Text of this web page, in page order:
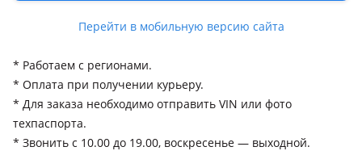
Перейти в мобильную версию сайта
* Номер в каталоге производителя: 3163813101030,
* Работаем с регионами.
* Оплата при получении курьеру.
* Для заказа необходимо отправить VIN или фото
техпаспорта.
* Звонить с 10.00 до 19.00, воскресенье — выходной.